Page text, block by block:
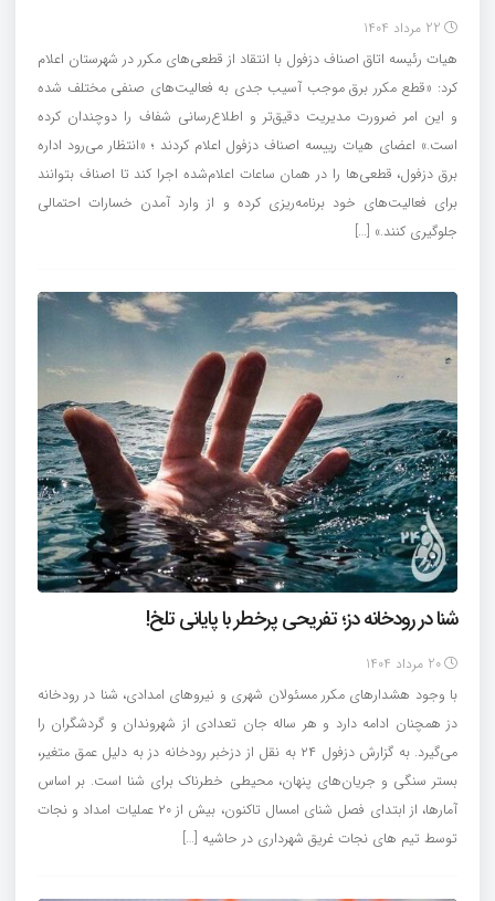
22 مرداد 1404
هیات رئیسه اتاق اصناف دزفول با انتقاد از قطعی‌های مکرر در شهرستان اعلام
کرد: «قطع مکرر برق موجب آسیب جدی به فعالیت‌های صنفی مختلف شده
و این امر ضرورت مدیریت دقیق‌تر و اطلاع‌رسانی شفاف را دوچندان کرده
است.» اعضای هیات رییسه اصناف دزفول اعلام کردند ؛ «انتظار می‌رود اداره
برق دزفول، قطعی‌ها را در همان ساعات اعلام‌شده اجرا کند تا اصناف بتوانند
برای فعالیت‌های خود برنامه‌ریزی کرده و از وارد آمدن خسارات احتمالی
جلوگیری کنند.» […]
شنا در رودخانه دز؛ تفریحی پرخطر با پایانی تلخ!
20 مرداد 1404
با وجود هشدارهای مکرر مسئولان شهری و نیروهای امدادی، شنا در رودخانه
دز همچنان ادامه دارد و هر ساله جان تعدادی از شهروندان و گردشگران را
می‌گیرد. به گزارش دزفول ۲۴ به نقل از دزخبر رودخانه‌ دز به‌ دلیل عمق متغیر،
بستر سنگی و جریان‌های پنهان، محیطی خطرناک برای شنا است. بر اساس
آمارها، از ابتدای فصل شنای امسال تاکنون، بیش از ۲۰ عملیات امداد و نجات
توسط تیم‌ های نجات غریق شهرداری در حاشیه […]